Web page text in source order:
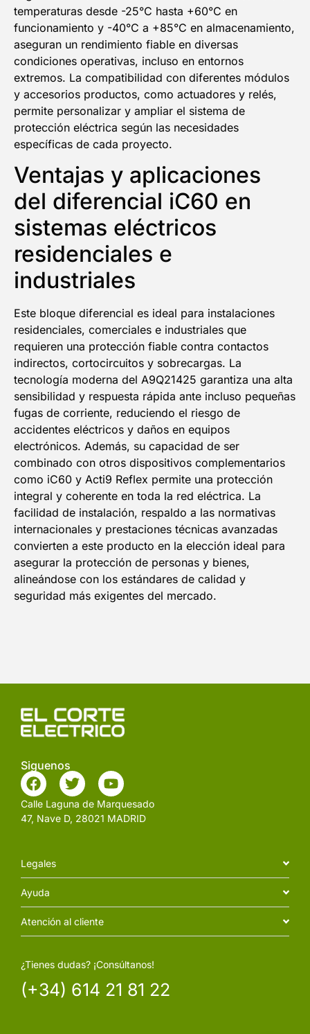
temperaturas desde -25°C hasta +60°C en
funcionamiento y -40°C a +85°C en almacenamiento,
aseguran un rendimiento fiable en diversas
condiciones operativas, incluso en entornos
extremos. La compatibilidad con diferentes módulos
y accesorios productos, como actuadores y relés,
permite personalizar y ampliar el sistema de
protección eléctrica según las necesidades
específicas de cada proyecto.
Ventajas y aplicaciones
del diferencial iC60 en
sistemas eléctricos
residenciales e
industriales
Este bloque diferencial es ideal para instalaciones
residenciales, comerciales e industriales que
requieren una protección fiable contra contactos
indirectos, cortocircuitos y sobrecargas. La
tecnología moderna del A9Q21425 garantiza una alta
sensibilidad y respuesta rápida ante incluso pequeñas
fugas de corriente, reduciendo el riesgo de
accidentes eléctricos y daños en equipos
electrónicos. Además, su capacidad de ser
combinado con otros dispositivos complementarios
como iC60 y Acti9 Reflex permite una protección
integral y coherente en toda la red eléctrica. La
facilidad de instalación, respaldo a las normativas
internacionales y prestaciones técnicas avanzadas
convierten a este producto en la elección ideal para
asegurar la protección de personas y bienes,
alineándose con los estándares de calidad y
seguridad más exigentes del mercado.
Siguenos
Calle Laguna de Marquesado
47, Nave D, 28021 MADRID
Legales
Ayuda
Atención al cliente
¿Tienes dudas? ¡Consúltanos!
(+34) 614 21 81 22